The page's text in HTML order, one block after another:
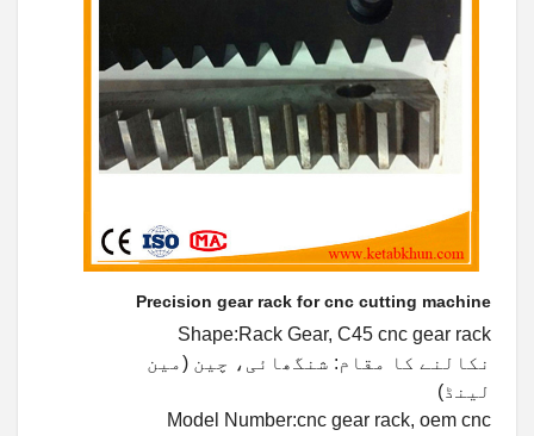
Precision gear rack for cnc cutting machine
Shape:Rack Gear, C45 cnc gear rack
نکالنے کا مقام: شنگھائی، چین (مین
لینڈ)
Model Number:cnc gear rack, oem cnc